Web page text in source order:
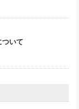
いて